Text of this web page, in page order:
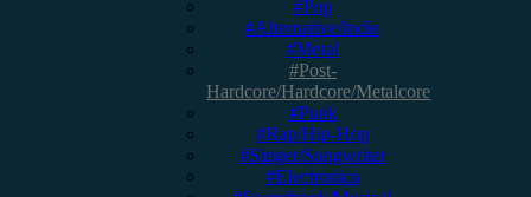
#Pop
#Alternative/Indie
#Metal
#Post-
Hardcore/Hardcore/Metalcore
#Punk
#Rap/Hip-Hop
#Singer/Songwriter
#Electronica